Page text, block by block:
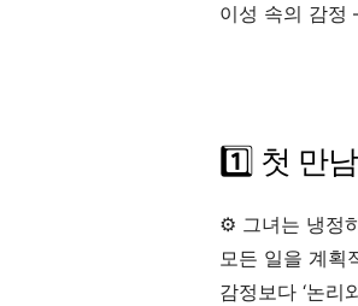
이성 속의 감정
1️⃣ 첫 만
⚙️ 그녀는 냉정
모든 일을 계획
감정보다 ‘논리